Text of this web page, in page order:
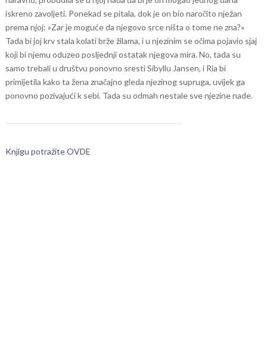
iskreno zavoljeti. Ponekad se pitala, dok je on bio naročito nježan
prema njoj: »Zar je moguće da njegovo srce ništa o tome ne zna?«
Tada bi joj krv stala kolati brže žilama, i u njezinim se očima pojavio sjaj
koji bi njemu oduzeo posljednji ostatak njegova mira. No, tada su
samo trebali u društvu ponovno sresti Sibyllu Jansen, i Ria bi
primijetila kako ta žena značajno gleda njezinog supruga, uvijek ga
ponovno pozivajući k sebi. Tada su odmah nestale sve njezine nade.
Knjigu potražite OVDE